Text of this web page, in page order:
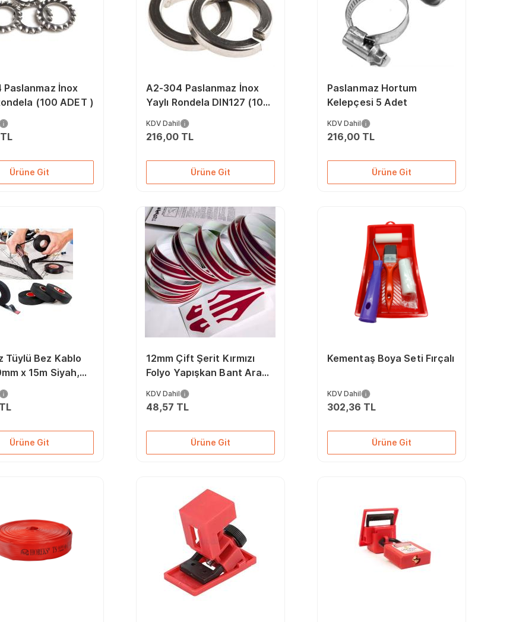
İnox
(100 ADET )
Ürüne Git
A2-304 Paslanmaz İnox
Yaylı Rondela DIN127 (100
KDV Dahil
216,00 TL
Ürüne Git
Paslanmaz Hortum
Kelepçesi 5 Adet
KDV Dahil
216,00 TL
Ürüne Git
Tüylü Bez Kablo
x 15m Siyah,
Ürüne Git
12mm Çift Şerit Kırmızı
Folyo Yapışkan Bant Araba
Gövde Şerit Kaplama
KDV Dahil
48,57 TL
Ürüne Git
Kementaş Boya Seti Fırçalı
KDV Dahil
302,36 TL
Ürüne Git